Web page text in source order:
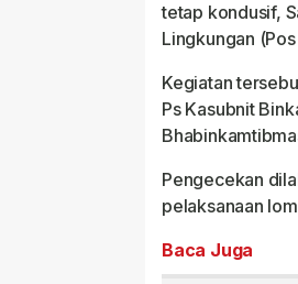
tetap kondusif,
Lingkungan
Kegiatan
Ps Kasubnit
Pengecekan
pelaksanaan
Baca Juga